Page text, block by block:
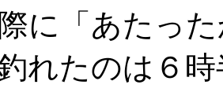
に「あたっ
れたのは６